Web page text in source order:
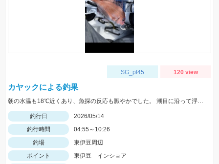
SG_pf45 120 view
カヤックによる釣果
朝の水温も18℃近くあり、魚探の反応も賑やかでした。 潮目に沿って浮いて、水深25〜30m付近でタイラバをやりました。この日はグリーンのラバーが1番当たりました。(水深25m以下の砂地帯ではサバフグが群れていました)
釣行日
2026/05/14
釣行時間
04:55～10:26
釣場
東伊豆周辺
ポイント
東伊豆 インショア